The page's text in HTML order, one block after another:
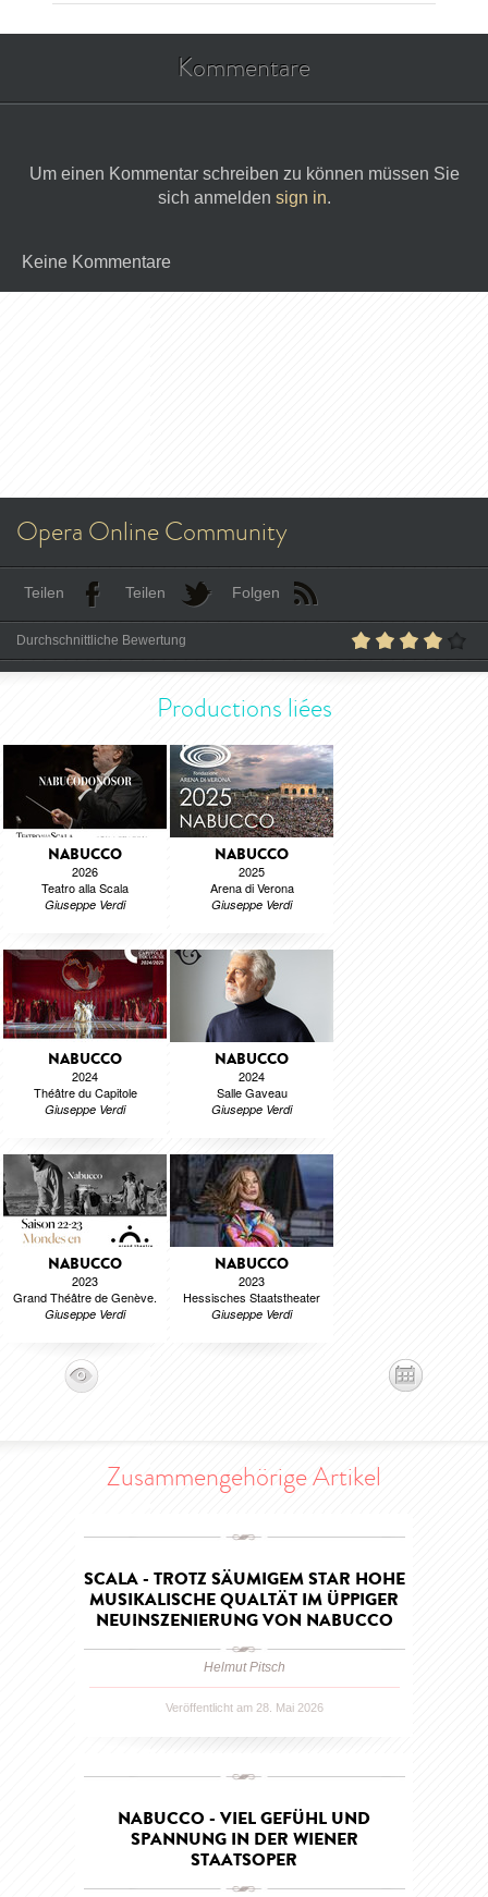
Kommentare
Um einen Kommentar schreiben zu können müssen Sie
sich anmelden sign in.
Keine Kommentare
Opera Online Community
Teilen Teilen Folgen
Durchschnittliche Bewertung
Productions liées
NABUCCO
2026
Teatro alla Scala
Giuseppe Verdi
NABUCCO
2025
Arena di Verona
Giuseppe Verdi
NABUCCO
2024
Théâtre du Capitole
Giuseppe Verdi
NABUCCO
2024
Salle Gaveau
Giuseppe Verdi
NABUCCO
2023
Grand Théâtre de Genève.
Giuseppe Verdi
NABUCCO
2023
Hessisches Staatstheater
Giuseppe Verdi
Zusammengehörige Artikel
SCALA - TROTZ SÄUMIGEM STAR HOHE
MUSIKALISCHE QUALTÄT IM ÜPPIGER
NEUINSZENIERUNG VON NABUCCO
Helmut Pitsch
Veröffentlicht am 28. Mai 2026
NABUCCO - VIEL GEFÜHL UND
SPANNUNG IN DER WIENER
STAATSOPER